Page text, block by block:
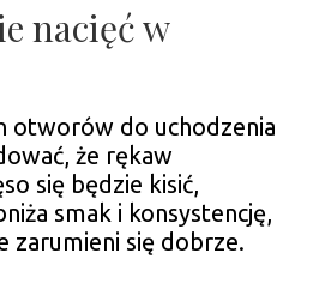
nacięć w
otworów do uchodzenia
że rękaw
się będzie kisić,
smak i konsystencję,
zarumieni się dobrze.